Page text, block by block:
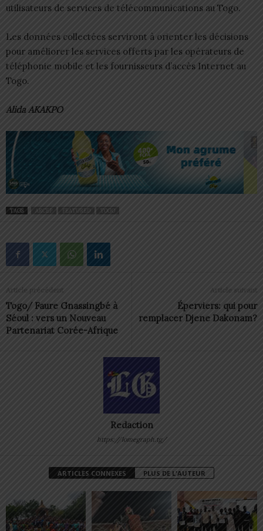
utilisateurs de services de télécommunications au Togo.
Les données collectées serviront à orienter les décisions
pour améliorer les services offerts par les opérateurs de
téléphonie mobile et les fournisseurs d’accès Internet au
Togo.
Alida AKAKPO
TAGS ARCEP FEATURED TOGO
Article précédent
Togo/ Faure Gnassingbé à
Séoul : vers un Nouveau
Partenariat Corée-Afrique
Article suivant
Éperviers: qui pour
remplacer Djene Dakonam?
Redaction
https://lomegraph.tg/
ARTICLES CONNEXES PLUS DE L'AUTEUR